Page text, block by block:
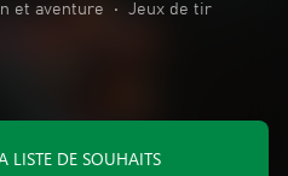
et aventure • Jeux de tir
LISTE DE SOUHAITS